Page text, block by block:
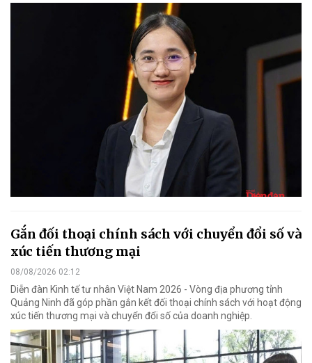
Gắn đối thoại chính sách với chuyển đổi số và
xúc tiến thương mại
08/08/2026 02:12
Diễn đàn Kinh tế tư nhân Việt Nam 2026 - Vòng địa phương tỉnh
Quảng Ninh đã góp phần gắn kết đối thoại chính sách với hoạt động
xúc tiến thương mại và chuyển đổi số của doanh nghiệp.